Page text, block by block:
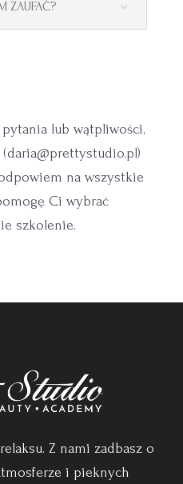
ZAUFAĆ?
lub wątpliwości,
daria@prettystudio.pl)
na wszystkie
Ci wybrać
szkolenie.
Z nami zadbasz o
i pieknych